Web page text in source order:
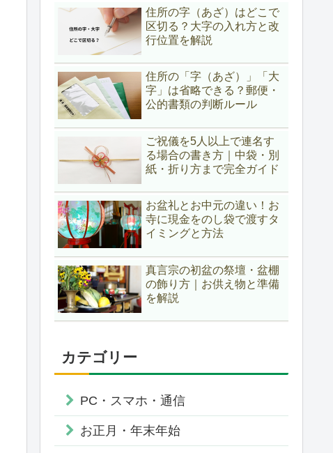
住所の字（あざ）はどこで
区切る？大字の入れ方と改
行位置を解説
住所の「字（あざ）」「大
字」は省略できる？郵便・
公的書類の判断ルール
ご祝儀を5人以上で連名す
る場合の書き方｜中袋・別
紙・折り方まで完全ガイド
お盆礼とお中元の違い！お
寺に現金をのし袋で渡すタ
イミングと方法
真言宗の初盆の祭壇・盆棚
の飾り方｜お供え物と準備
を解説
カテゴリー
PC・スマホ・通信
お正月・年末年始